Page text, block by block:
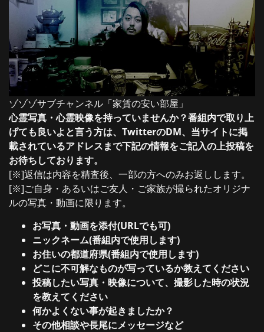
ゾゾゾサブチャンネル「家賃の安い部屋」
心霊写真・心霊映像を持っていませんか？番組内で取り上
げても良いよと言う方は、TwitterのDM、当サイトに掲
載されているアドレスまで下記の情報をご記入の上投稿を
お待ちしております。
[※]返信は内容を精査後、一部の方へのみお返しします。
[※]ご自身・あるいはご友人・ご家族が撮られたオリジナ
ルの写真・動画に限ります。
お写真・動画を添付(URLでも可)
ニックネーム(番組内で使用します)
お住いの都道府県(番組内で使用します)
どこに不可解なものが写っているか教えてください
投稿したい写真・映像について、撮影した時の状況
を教えてください
何かよくない事が起きましたか？
その他相談や長尾にメッセージなど